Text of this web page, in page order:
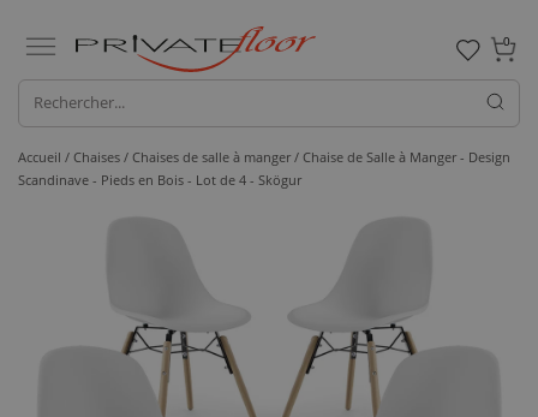
0
Accueil / Chaises / Chaises de salle à manger / Chaise de Salle à Manger - Design
Scandinave - Pieds en Bois - Lot de 4 - Skögur